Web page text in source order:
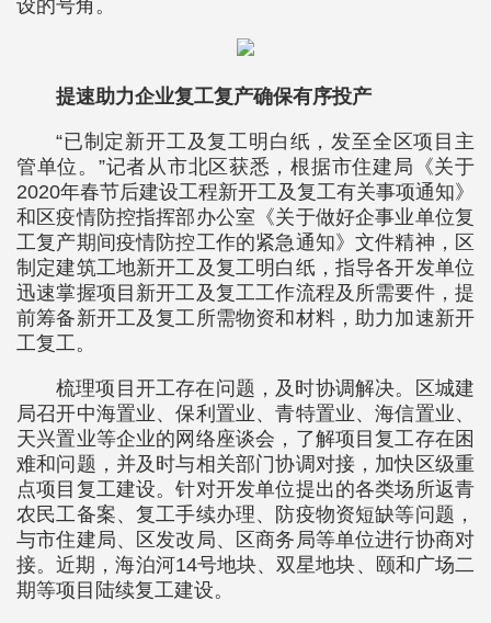
设的号角。
提速助力企业复工复产确保有序投产
“已制定新开工及复工明白纸，发至全区项目主
管单位。”记者从市北区获悉，根据市住建局《关于
2020年春节后建设工程新开工及复工有关事项通知》
和区疫情防控指挥部办公室《关于做好企事业单位复
工复产期间疫情防控工作的紧急通知》文件精神，区
制定建筑工地新开工及复工明白纸，指导各开发单位
迅速掌握项目新开工及复工工作流程及所需要件，提
前筹备新开工及复工所需物资和材料，助力加速新开
工复工。
梳理项目开工存在问题，及时协调解决。区城建
局召开中海置业、保利置业、青特置业、海信置业、
天兴置业等企业的网络座谈会，了解项目复工存在困
难和问题，并及时与相关部门协调对接，加快区级重
点项目复工建设。针对开发单位提出的各类场所返青
农民工备案、复工手续办理、防疫物资短缺等问题，
与市住建局、区发改局、区商务局等单位进行协商对
接。近期，海泊河14号地块、双星地块、颐和广场二
期等项目陆续复工建设。